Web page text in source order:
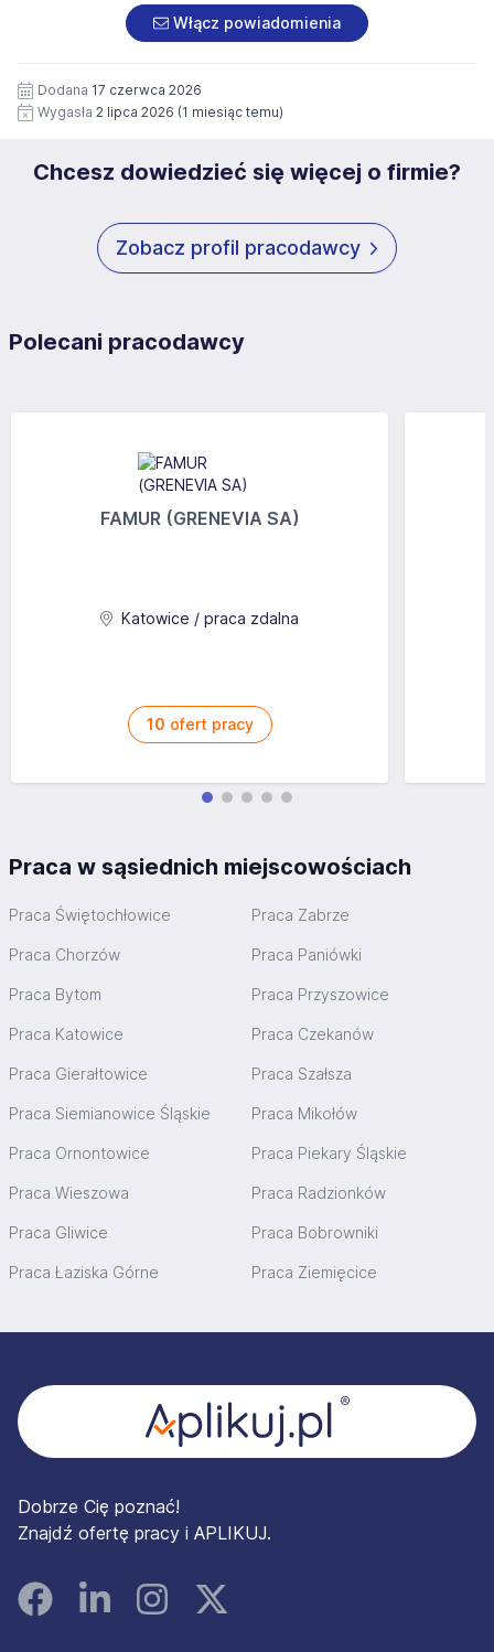
pod numerem 33 816 64 09 lub pisemnie na adres
siedziby administratora.
https://www.workprofit.pl/klauzula-informacyjna.html
załączonych dokumentach aplikacyjnych (w tym
wizerunku), na potrzeby przyszłych rekrutacji przez okres
12 miesięcy. Zgoda jest dobrowolna i może być w każdym
czasie wycofana.
Włącz powiadomienia
Dodana 17 czerwca 2026
Wygasła 2 lipca 2026 (1 miesiąc temu)
Chcesz dowiedzieć się więcej o firmie?
Zobacz profil pracodawcy
Polecani pracodawcy
FAMUR (GRENEVIA SA)
Katowice / praca zdalna
10 ofert pracy
Praca w sąsiednich miejscowościach
Praca Świętochłowice Praca Zabrze
Praca Chorzów Praca Paniówki
Praca Bytom Praca Przyszowice
Praca Katowice Praca Czekanów
Praca Gierałtowice Praca Szałsza
Praca Siemianowice Śląskie Praca Mikołów
Praca Ornontowice Praca Piekary Śląskie
Praca Wieszowa Praca Radzionków
Praca Gliwice Praca Bobrowniki
Praca Łaziska Górne Praca Ziemięcice
Dobrze Cię poznać!
Znajdź ofertę pracy i APLIKUJ.
FacebookLinked InInstagramInstagram